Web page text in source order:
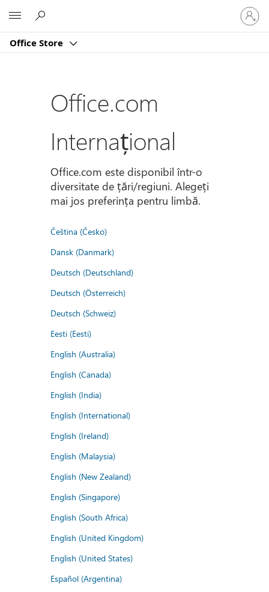
Office Store
vă
la
dvs.
Office.com
Internațional
Office.com este disponibil într-o
diversitate de țări/regiuni. Alegeți
mai jos preferința pentru limbă.
Čeština (Česko)
Dansk (Danmark)
Deutsch (Deutschland)
Deutsch (Österreich)
Deutsch (Schweiz)
Eesti (Eesti)
English (Australia)
English (Canada)
English (India)
English (International)
English (Ireland)
English (Malaysia)
English (New Zealand)
English (Singapore)
English (South Africa)
English (United Kingdom)
English (United States)
Español (Argentina)